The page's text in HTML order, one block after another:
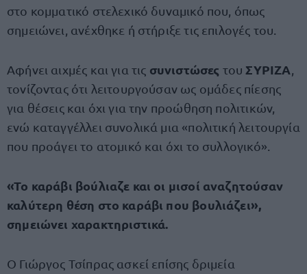
στο κομματικό στελεχικό δυναμικό που, όπως
σημειώνει, ανέχθηκε ή στήριξε τις επιλογές του.
Αφήνει αιχμές και για τις συνιστώσες του ΣΥΡΙΖΑ
τονίζοντας ότι λειτουργούσαν ως ομάδες πίεσης
για θέσεις και όχι για την προώθηση πολιτικών,
ενώ καταγγέλλει συνολικά μια «πολιτική λειτουργία
που προάγει το ατομικό και όχι το συλλογικό».
«Το καράβι βούλιαζε και οι μισοί αναζητούσαν
καλύτερη θέση στο καράβι που βουλιάζει»,
σημειώνει χαρακτηριστικά.
Ο Γιώργος Τσίπρας ασκεί επίσης δριμεία